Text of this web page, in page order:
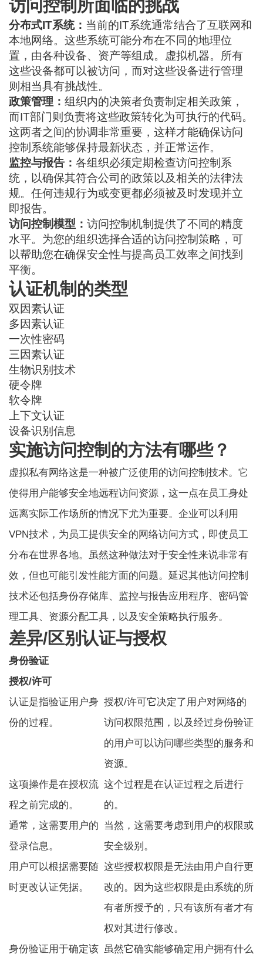
访问控制所面临的挑战
分布式IT系统： 当前的IT系统通常结合了互联网和
本地网络。这些系统可能分布在不同的地理位
置，由各种设备、资产等组成。 虚拟机器。 所有
这些设备都可以被访问，而对这些设备进行管理
则相当具有挑战性。
政策管理：组织内的决策者负责制定相关政策，
而IT部门则负责将这些政策转化为可执行的代码。
这两者之间的协调非常重要，这样才能确保访问
控制系统能够保持最新状态，并正常运作。
监控与报告：各组织必须定期检查访问控制系
统，以确保其符合公司的政策以及相关的法律法
规。任何违规行为或变更都必须被及时发现并立
即报告。
访问控制模型：访问控制机制提供了不同的精度
水平。为您的组织选择合适的访问控制策略，可
以帮助您在确保安全性与提高员工效率之间找到
平衡。
认证机制的类型
双因素认证
多因素认证
一次性密码
三因素认证
生物识别技术
硬令牌
软令牌
上下文认证
设备识别信息
实施访问控制的方法有哪些？
虚拟私有网络这是一种被广泛使用的访问控制技术。它
使得用户能够安全地远程访问资源，这一点在员工身处
远离实际工作场所的情况下尤为重要。企业可以利用
VPN技术，为员工提供安全的网络访问方式，即使员工
分布在世界各地。虽然这种做法对于安全性来说非常有
效，但也可能引发性能方面的问题。 延迟其他访问控制
技术还包括身份存储库、监控与报告应用程序、密码管
理工具、资源分配工具，以及安全策略执行服务。
差异/区别认证与授权
身份验证
授权/许可
认证是指验证用户身
份的过程。
授权/许可它决定了用户对网络的
访问权限范围，以及经过身份验证
的用户可以访问哪些类型的服务和
资源。
这项操作是在授权流
程之前完成的。
这个过程是在认证过程之后进行
的。
通常，这需要用户的
登录信息。
当然，这需要考虑到用户的权限或
安全级别。
用户可以根据需要随
时更改认证凭据。
这些授权权限是无法由用户自行更
改的。因为这些权限是由系统的所
有者所授予的，只有该所有者才有
权对其进行修改。
身份验证用于确定该 虽然它确实能够确定用户拥有什么